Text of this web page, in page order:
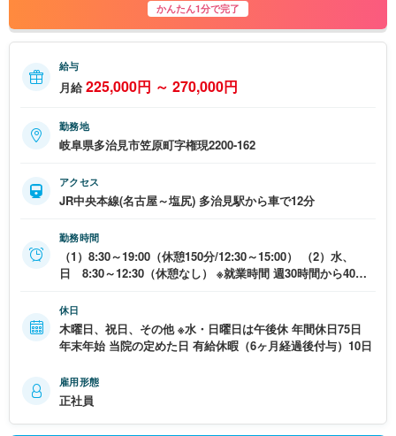
かんたん1分で完了
給与
月給225,000円 ～ 270,000円
勤務地
岐阜県多治見市笠原町字権現2200-162
勤務時間
（1）8:30～19:00（休憩150分/12:30～15:00） （2）水、
日 8:30～12:30（休憩なし） ※就業時間 週30時間から40時
アクセス
JR中央本線(名古屋～塩尻) 多治見駅から車で12分
休日
木曜日、祝日、その他 ※水・日曜日は午後休 年間休日75日
年末年始 当院の定めた日 有給休暇（6ヶ月経過後付与）10日
雇用形態
正社員